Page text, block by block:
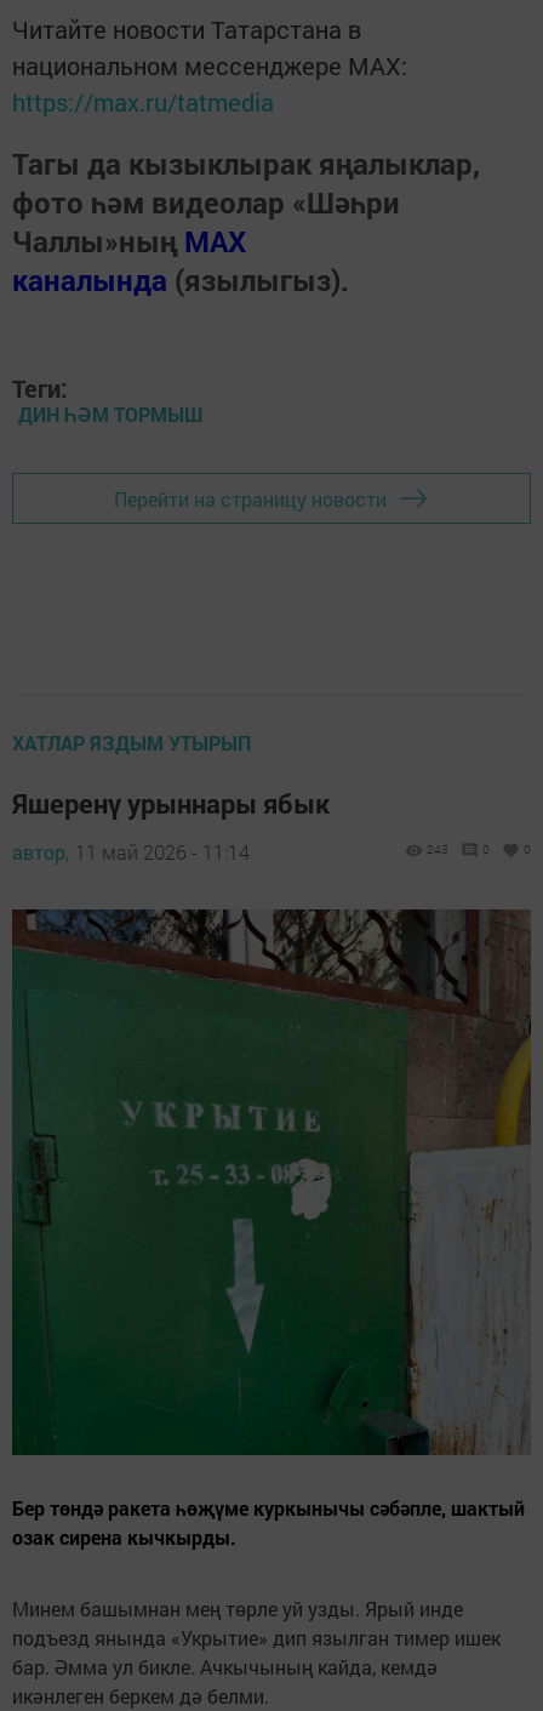
Читайте новости Татарстана в
национальном мессенджере MАХ:
https://max.ru/tatmedia
Тагы да кызыклырак яңалыклар,
фото һәм видеолар «Шәһри
Чаллы»ның MAX
каналында (язылыгыз).
Теги:
ДИН ҺӘМ ТОРМЫШ
Перейти на страницу новости
ХАТЛАР ЯЗДЫМ УТЫРЫП
Яшеренү урыннары ябык
автор, 11 май 2026 - 11:14 243 0 0
Бер төндә ракета һөҗүме куркынычы сәбәпле, шактый
озак сирена кычкырды.
Минем башымнан мең төрле уй узды. Ярый инде
подъезд янында «Укрытие» дип язылган тимер ишек
бар. Әмма ул бикле. Ачкычының кайда, кемдә
икәнлеген беркем дә белми.